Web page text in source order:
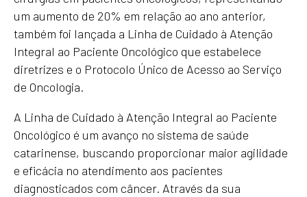
um aumento de 20% em relação ao ano anterior,
também foi lançada a Linha de Cuidado à Atenção
Integral ao Paciente Oncológico que estabelece
diretrizes e o Protocolo Único de Acesso ao Serviço
de Oncologia.
A Linha de Cuidado à Atenção Integral ao Paciente
Oncológico é um avanço no sistema de saúde
catarinense, buscando proporcionar maior agilidade
e eficácia no atendimento aos pacientes
diagnosticados com câncer. Através da sua